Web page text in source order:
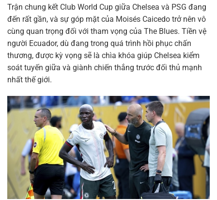
Trận chung kết Club World Cup giữa Chelsea và PSG đang
đến rất gần, và sự góp mặt của Moisés Caicedo trở nên vô
cùng quan trọng đối với tham vọng của The Blues. Tiền vệ
người Ecuador, dù đang trong quá trình hồi phục chấn
thương, được kỳ vọng sẽ là chìa khóa giúp Chelsea kiểm
soát tuyến giữa và giành chiến thắng trước đối thủ mạnh
nhất thế giới.